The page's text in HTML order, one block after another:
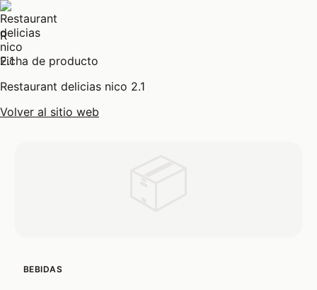
R
Ficha de producto
Restaurant delicias nico 2.1
Volver al sitio web
BEBIDAS